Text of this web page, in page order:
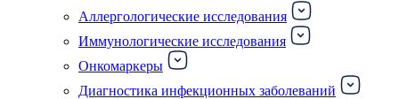
Аллергологические исследования
Иммунологические исследования
Онкомаркеры
Диагностика инфекционных заболеваний